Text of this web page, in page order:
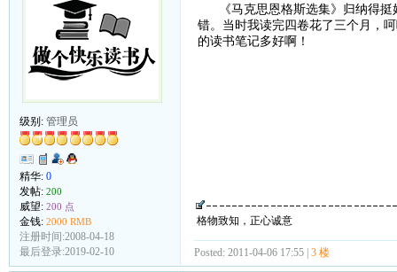
级别: 管理员
精华: 0
发帖: 200
威望: 200 点
金钱: 2000 RMB
注册时间:2008-04-18
最后登录:2019-02-10
《马克思恩格斯选集》归纳得挺
错。当时我读完四卷花了三个月，
的读书笔记多好啊！
格物致知，正心诚意
Posted: 2011-04-06 17:55 | 3 楼